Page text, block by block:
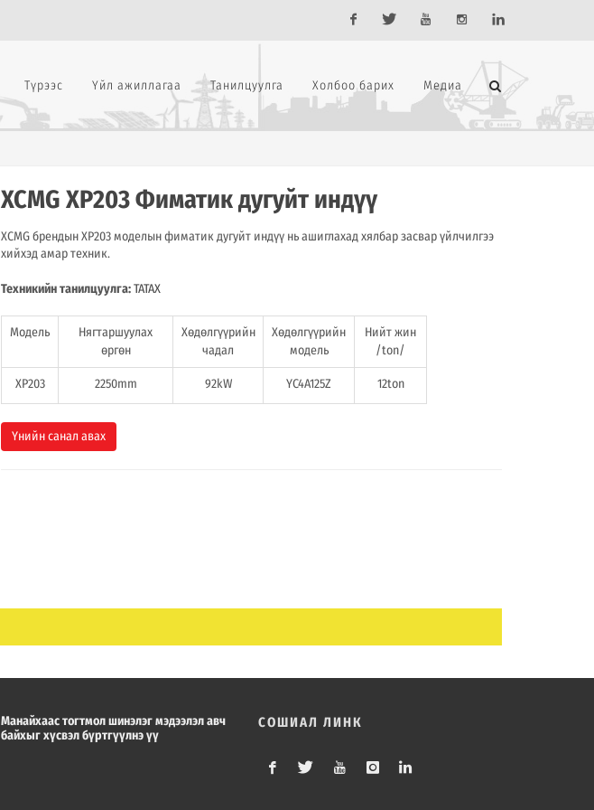
InstagramLinkedin
Түрээс Үйл ажиллагаа Танилцуулга Холбоо барих Медиа
XCMG XP203 Фиматик дугуйт индүү
XCMG брендын XP203 моделын фиматик дугуйт индүү нь ашиглахад хялбар засвар үйлчилгээ
хийхэд амар техник.
Техникийн танилцуулга:ТАТАХ
Модель
Нягтаршуулах
өргөн
Хөдөлгүүрийн
чадал
Хөдөлгүүрийн
модель
Нийт жин
/ton/
XP203 2250mm 92kW YC4A125Z 12ton
Үнийн санал авах
Манайхаас тогтмол шинэлэг мэдээлэл авч
байхыг хүсвэл бүртгүүлнэ үү
СОШИАЛ ЛИНК